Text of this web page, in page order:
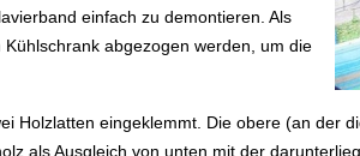
einfach zu demontieren. Als
abgezogen werden, um die
Holzlatten eingeklemmt. Die obere (an der
als Ausgleich von unten mit der